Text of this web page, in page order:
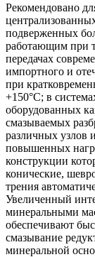
Рекомендовано
подверженных
работающим при
передачах
импортного и
при
+150°С; в
оборудованных
смазываемых
различных узлов
повышенных
конструкции
конические,
трения
Увеличенный
минеральными
обеспечивают
смазывание
минеральной